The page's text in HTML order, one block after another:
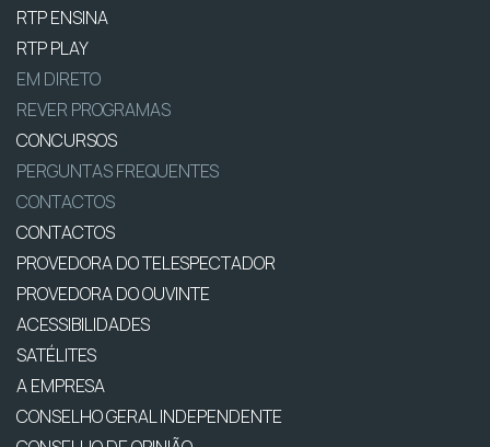
RTP ENSINA
RTP PLAY
EM DIRETO
REVER PROGRAMAS
CONCURSOS
PERGUNTAS FREQUENTES
CONTACTOS
CONTACTOS
PROVEDORA DO TELESPECTADOR
PROVEDORA DO OUVINTE
ACESSIBILIDADES
SATÉLITES
A EMPRESA
CONSELHO GERAL INDEPENDENTE